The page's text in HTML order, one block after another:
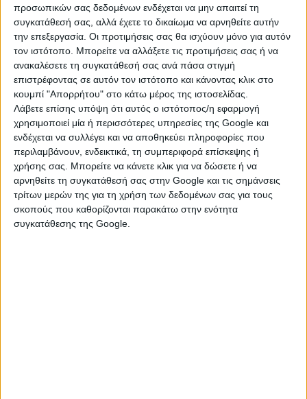
προσωπικών σας δεδομένων ενδέχεται να μην απαιτεί τη
συγκατάθεσή σας, αλλά έχετε το δικαίωμα να αρνηθείτε αυτήν
την επεξεργασία. Οι προτιμήσεις σας θα ισχύουν μόνο για αυτόν
τον ιστότοπο. Μπορείτε να αλλάξετε τις προτιμήσεις σας ή να
ανακαλέσετε τη συγκατάθεσή σας ανά πάσα στιγμή
επιστρέφοντας σε αυτόν τον ιστότοπο και κάνοντας κλικ στο
κουμπί "Απορρήτου" στο κάτω μέρος της ιστοσελίδας.
Λάβετε επίσης υπόψη ότι αυτός ο ιστότοπος/η εφαρμογή
χρησιμοποιεί μία ή περισσότερες υπηρεσίες της Google και
ενδέχεται να συλλέγει και να αποθηκεύει πληροφορίες που
περιλαμβάνουν, ενδεικτικά, τη συμπεριφορά επίσκεψης ή
χρήσης σας. Μπορείτε να κάνετε κλικ για να δώσετε ή να
αρνηθείτε τη συγκατάθεσή σας στην Google και τις σημάνσεις
τρίτων μερών της για τη χρήση των δεδομένων σας για τους
σκοπούς που καθορίζονται παρακάτω στην ενότητα
συγκατάθεσης της Google.
Mε τη συγκεκριμένη πληρωμή ολοκληρώνονται εντός
του πρώτου εξαμήνου του
τρέχοντος έτους, σχεδόν στο σύνολό τους, οι
πληρωμές των οφειλόμενων
αποζημιώσεωνέτους 2025.